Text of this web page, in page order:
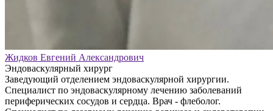
Жидков Евгений Александрович
Эндоваскулярный хирург
Заведующий отделением эндоваскулярной хирургии.
Специалист по эндоваскулярному лечению заболеваний
периферических сосудов и сердца. Врач - флеболог.